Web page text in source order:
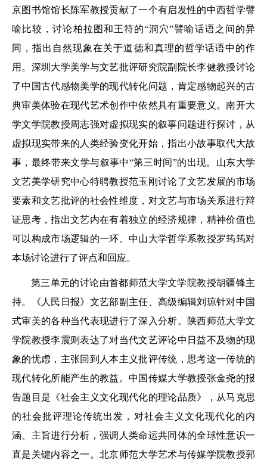
京图书馆馆长陈军教授贡献了一个有启发性的中西哲学譬
喻比较，讨论柏拉图和王符的“洞穴”譬喻话语之间的异
同，指出自然现象在关于道德和真理的哲学话语中的作
用。深圳大学美学与文艺批评研究院副院长李健教授讨论
了中国古代感物美学的现代转化问题，肯定感物起兴的古
典审美体验在现代艺术创作中依然具有重要意义。南开大
学文学院教授周志强对虚拟现实的叙事问题进行探讨，从
虚拟现实带来的人类经验变化开始，指出小故事取代大故
事，最终带来文学与叙事中“第三时间”的出现。山东大学
文艺美学研究中心特聘教授范玉刚讨论了文艺发展的市场
要素和文艺批评的社会性维度，对文艺与市场关系进行辩
证思考，指出文艺内在有着独立的经济规律，精神价值也
可以构成市场逻辑的一环。中山大学哲学系教授罗筠筠对
本场讨论进行了评点和回应。
第三单元的讨论由首都师范大学文学院教授胡疆锋主
持。《人民日报》文艺部副主任、高级编辑刘琼针对中国
式审美的各种当代表现进行了深入分析。陕西师范大学文
学院教授李震则表达了对当代文艺评论中日益不及物的现
象的忧虑，主张回到人本主义批评传统，思考这一传统的
现代转化所能产生的教益。中国传媒大学教授张金尧的报
告题目是《社会主义文化现代化的理论品质》，从马克思
的社会批评理论传统出发，对社会主义文化现代化的内
涵、主旨进行分析，强调人类命运共同体的全球性意识一
直是关键内容之一。北京师范大学艺术与传媒学院教授郭